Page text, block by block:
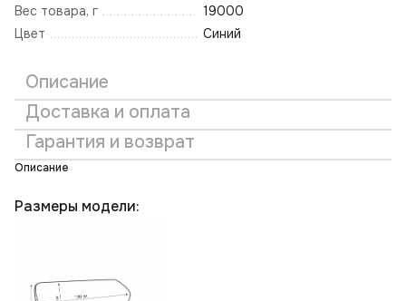
Вес товара, г
19000
Цвет
Синий
Описание
Доставка и оплата
Гарантия и возврат
Описание
Размеры модели: